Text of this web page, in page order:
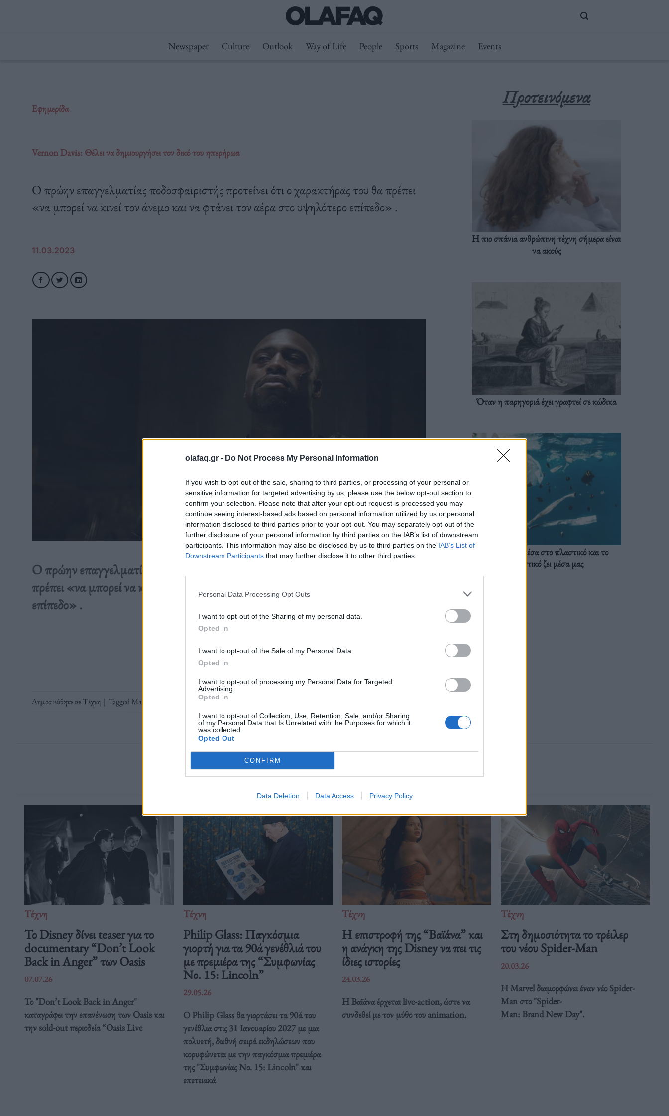
olafaq.gr - Do Not Process My Personal Information
If you wish to opt-out of the sale, sharing to third parties, or processing of your personal or
sensitive information for targeted advertising by us, please use the below opt-out section to
confirm your selection. Please note that after your opt-out request is processed you may
continue seeing interest-based ads based on personal information utilized by us or personal
information disclosed to third parties prior to your opt-out. You may separately opt-out of the
further disclosure of your personal information by third parties on the IAB’s list of downstream
participants. This information may also be disclosed by us to third parties on the IAB’s List of
Downstream Participants that may further disclose it to other third parties.
Personal Data Processing Opt Outs
I want to opt-out of the Sharing of my personal data.
Opted In
I want to opt-out of the Sale of my Personal Data.
Opted In
I want to opt-out of processing my Personal Data for Targeted
Advertising.
Opted In
I want to opt-out of Collection, Use, Retention, Sale, and/or Sharing
of my Personal Data that Is Unrelated with the Purposes for which it
was collected.
Opted Out
CONFIRM
Data Deletion Data Access Privacy Policy
Newspaper Culture Outlook Way of Life People Sports Magazine Events
Εφημερίδα
Vernon Davis: Θέλει να δημιουργήσει τον δικό του ηπερήρωα
Ο πρώην επαγγελματίας ποδοσφαιριστής προτείνει ότι ο χαρακτήρας του θα πρέπει
«να μπορεί να κινεί τον άνεμο και να φτάνει τον αέρα στο υψηλότερο επίπεδο» .
11.03.2023
Ο πρώην επαγγελματίας ποδοσφαιριστής προτείνει ότι ο χαρακτήρας του θα
πρέπει «να μπορεί να κινεί τον άνεμο και να φτάνει τον αέρα στο υψηλότερο
επίπεδο» .
Δημοσιεύθηκε σεΤέχνη | TaggedMarvel National Football League
Προτεινόμενα
Η πιο σπάνια ανθρώπινη τέχνη σήμερα είναι
να ακούς
Όταν η παρηγοριά έχει γραφτεί σε κώδικα
Ζούμε ήδη μέσα στο πλαστικό και το
πλαστικό ζει μέσα μας
Δείτε επίσης
Τέχνη
Το Disney δίνει teaser για το
documentary “Don’t Look
Back in Anger” των Oasis
07.07.26
Το "Don’t Look Back in Anger"
καταγράφει την επανένωση των Oasis και
την sold-out περιοδεία “Oasis Live
Τέχνη
Philip Glass: Παγκόσμια
γιορτή για τα 90ά γενέθλιά του
με πρεμιέρα της “Συμφωνίας
Νο. 15: Lincoln”
29.05.26
Ο Philip Glass θα γιορτάσει τα 90ά του
γενέθλια στις 31 Ιανουαρίου 2027 με μια
πολυετή, διεθνή σειρά εκδηλώσεων που
κορυφώνεται με την παγκόσμια πρεμιέρα
της "Συμφωνίας Νο. 15: Lincoln" και
επετειακά
Τέχνη
Η επιστροφή της “Βαϊάνα” και
η ανάγκη της Disney να πει τις
ίδιες ιστορίες
24.03.26
Η Βαϊάνα έρχεται live-action, ώστε να
συνδεθεί με τον μύθο του animation.
Τέχνη
Στη δημοσιότητα το τρέιλερ
του νέου Spider-Man
20.03.26
Η Marvel διαμορφώνει έναν νέο Spider-
Man στο "Spider-
Man: Brand New Day".